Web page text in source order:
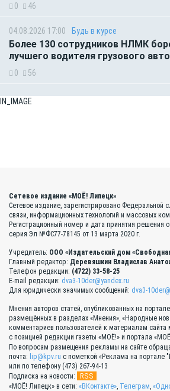
0 46
04.08.2026 17:00 Будь в курсе
Более 130 сотрудников НЛМК
лучшего водителя грузового
0 56
IN_IMAGE
Сетевое издание «МОЁ! Липецк»
Сетевое издание, зарегистрировано Федеральной
связи, информационных технологий и массовых
Регистрационный номер и дата принятия решения о
серия Эл №ФС77-78145 от 13 марта 2020 г.
Учредитель: ООО «Издательский дом
Главный редактор: Деревяшкин Владислав
Телефон редакции: (4722) 33-58-25
E-mail редакции: dva3-10der@yandex.ru
Для юридически значимых сообщений: dva3-
Мнения авторов статей, опубликованных на
размещённых в разделах «Мнения», «Народные
комментариев пользователей к материалам сайта
с позицией редакции газеты «МОЁ!» и портала
По вопросам размещения рекламы на сайте
почта: lip@kpv.ru с пометкой «Реклама на портале
или по телефону (473) 267-94-13
Подписка на новости:
RSS
«МОЁ! Липецк» в сети: «ВКонтакте», Телеграм,